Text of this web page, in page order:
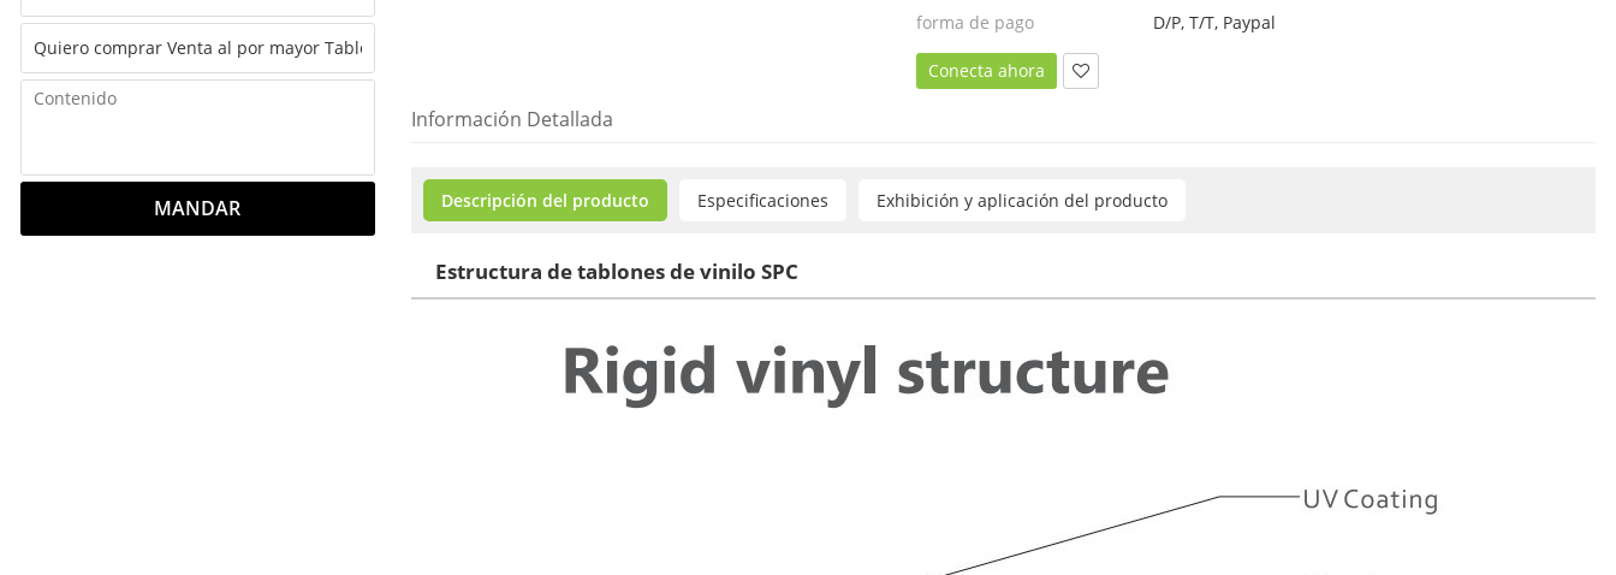
MANDAR
forma de pago
D/P, T/T, Paypal
Conecta ahora
Información Detallada
Descripción del producto Especificaciones Exhibición y aplicación del producto
Estructura de tablones de vinilo SPC